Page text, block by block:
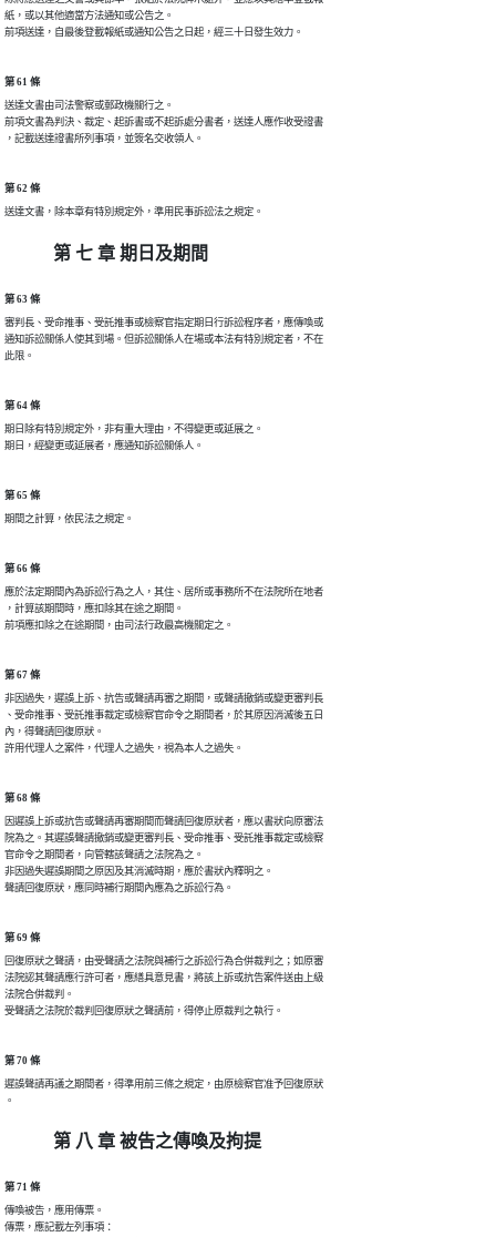
紙，或以其他適當方法通知或公告之。
前項送達，自最後登載報紙或通知公告之日起，經三十日發生效力。
第 61 條
送達文書由司法警察或郵政機關行之。
前項文書為判決、裁定、起訴書或不起訴處分書者，送達人應作收受證書
，記載送達證書所列事項，並簽名交收領人。
第 62 條
送達文書，除本章有特別規定外，準用民事訴訟法之規定。
第 七 章 期日及期間
第 63 條
審判長、受命推事、受託推事或檢察官指定期日行訴訟程序者，應傳喚或
通知訴訟關係人使其到場。但訴訟關係人在場或本法有特別規定者，不在
此限。
第 64 條
期日除有特別規定外，非有重大理由，不得變更或延展之。
期日，經變更或延展者，應通知訴訟關係人。
第 65 條
期間之計算，依民法之規定。
第 66 條
應於法定期間內為訴訟行為之人，其住、居所或事務所不在法院所在地者
，計算該期間時，應扣除其在途之期間。
前項應扣除之在途期間，由司法行政最高機關定之。
第 67 條
非因過失，遲誤上訴、抗告或聲請再審之期間，或聲請撤銷或變更審判長
、受命推事、受託推事裁定或檢察官命令之期間者，於其原因消滅後五日
內，得聲請回復原狀。
許用代理人之案件，代理人之過失，視為本人之過失。
第 68 條
因遲誤上訴或抗告或聲請再審期間而聲請回復原狀者，應以書狀向原審法
院為之。其遲誤聲請撤銷或變更審判長、受命推事、受託推事裁定或檢察
官命令之期間者，向管轄該聲請之法院為之。
非因過失遲誤期間之原因及其消滅時期，應於書狀內釋明之。
聲請回復原狀，應同時補行期間內應為之訴訟行為。
第 69 條
回復原狀之聲請，由受聲請之法院與補行之訴訟行為合併裁判之；如原審
法院認其聲請應行許可者，應繕具意見書，將該上訴或抗告案件送由上級
法院合併裁判。
受聲請之法院於裁判回復原狀之聲請前，得停止原裁判之執行。
第 70 條
遲誤聲請再議之期間者，得準用前三條之規定，由原檢察官准予回復原狀
。
第 八 章 被告之傳喚及拘提
第 71 條
傳喚被告，應用傳票。
傳票，應記載左列事項：